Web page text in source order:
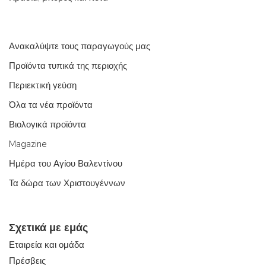
Ανακαλύψτε τους παραγωγούς μας
Προϊόντα τυπικά της περιοχής
Περιεκτική γεύση
Όλα τα νέα προϊόντα
Βιολογικά προϊόντα
Magazine
Ημέρα του Αγίου Βαλεντίνου
Τα δώρα των Χριστουγέννων
Σχετικά με εμάς
Εταιρεία και ομάδα
Πρέσβεις